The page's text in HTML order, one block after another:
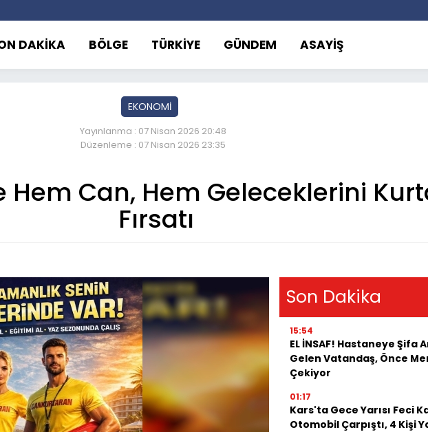
DAKİKA BÖLGE TÜRKİYE GÜNDEM ASAYİŞ
EKONOMİ
Yayınlanma : 07 Nisan 2026 20:48
Düzenleme : 07 Nisan 2026 23:35
Hem Can, Hem Geleceklerini
Fırsatı
Son Dakika
15:54
EL İNSAF! Hastaneye Şifa
Gelen Vatandaş, Önce
Çekiyor
01:17
Kars'ta Gece Yarısı Feci
Otomobil Çarpıştı, 4 Kişi